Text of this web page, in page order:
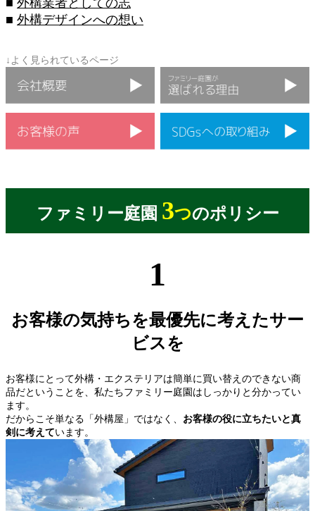
■ 外構業者としての志
■ 外構デザインへの想い
↓よく見られているページ
ファミリー庭園 3つのポリシー
1
お客様の気持ちを最優先に考えたサー
ビスを
お客様にとって外構・エクステリアは簡単に買い替えのできない商
品だということを、私たちファミリー庭園はしっかりと分かってい
ます。
だからこそ単なる「外構屋」ではなく、 お客様の役に立ちたいと真
剣に考えています。